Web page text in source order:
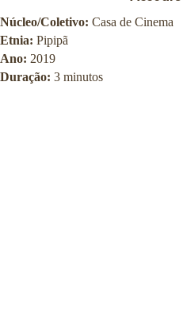
Núcleo/Coletivo: Casa de Cinema
Etnia: Pipipã
Ano: 2019
Duração: 3 minutos